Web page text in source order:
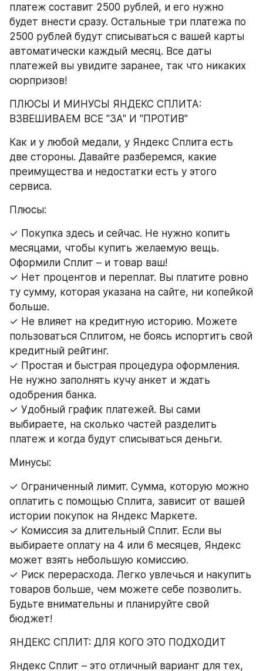
платеж составит 2500 рублей, и его нужно
будет внести сразу. Остальные три платежа по
2500 рублей будут списываться с вашей карты
автоматически каждый месяц. Все даты
платежей вы увидите заранее, так что никаких
сюрпризов!
ПЛЮСЫ И МИНУСЫ ЯНДЕКС СПЛИТА:
ВЗВЕШИВАЕМ ВСЕ "ЗА" И "ПРОТИВ"
Как и у любой медали, у Яндекс Сплита есть
две стороны. Давайте разберемся, какие
преимущества и недостатки есть у этого
сервиса.
Плюсы:
✓ Покупка здесь и сейчас. Не нужно копить
месяцами, чтобы купить желаемую вещь.
Оформили Сплит – и товар ваш!
✓ Нет процентов и переплат. Вы платите ровно
ту сумму, которая указана на сайте, ни копейкой
больше.
✓ Не влияет на кредитную историю. Можете
пользоваться Сплитом, не боясь испортить свой
кредитный рейтинг.
✓ Простая и быстрая процедура оформления.
Не нужно заполнять кучу анкет и ждать
одобрения банка.
✓ Удобный график платежей. Вы сами
выбираете, на сколько частей разделить
платеж и когда будут списываться деньги.
Минусы:
✓ Ограниченный лимит. Сумма, которую можно
оплатить с помощью Сплита, зависит от вашей
истории покупок на Яндекс Маркете.
✓ Комиссия за длительный Сплит. Если вы
выбираете оплату на 4 или 6 месяцев, Яндекс
может взять небольшую комиссию.
✓ Риск перерасхода. Легко увлечься и накупить
товаров больше, чем можете себе позволить.
Будьте внимательны и планируйте свой
бюджет!
ЯНДЕКС СПЛИТ: ДЛЯ КОГО ЭТО ПОДХОДИТ
Яндекс Сплит – это отличный вариант для тех,